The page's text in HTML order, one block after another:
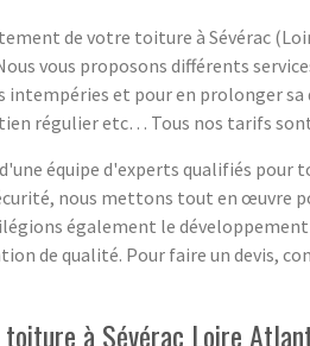
de votre toiture à Sévérac
vous proposons différents
et pour en prolonger sa
régulier etc… Tous nos tarifs
équipe d'experts qualifiés pour
nous mettons tout en œuvre
également le développement
de qualité. Pour faire un devis,
à Sévérac Loire